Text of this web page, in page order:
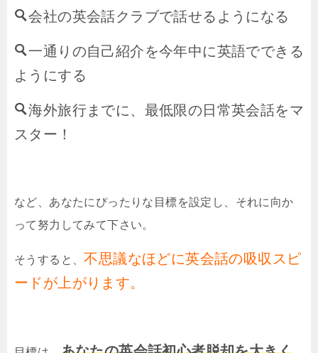
会社の英会話クラブで話せるようになる
一通りの自己紹介を今年中に英語でできる
ようにする
海外旅行までに、最低限の日常英会話をマ
スター！
など、あなたにぴったりな目標を設定し、それに向か
って努力してみて下さい。
そうすると、不思議なほどに英会話の吸収スピ
ードが上がります。